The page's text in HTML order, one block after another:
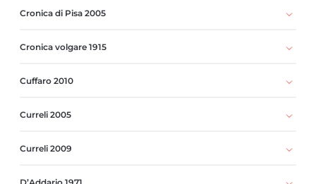
Cronica di Pisa 2005
Cronica volgare 1915
Cuffaro 2010
Curreli 2005
Curreli 2009